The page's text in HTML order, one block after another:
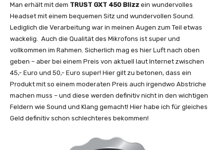
Man erhält mit dem TRUST GXT 450 Blizz ein wundervolles
Headset mit einem bequemen Sitz und wundervollen Sound.
Lediglich die Verarbeitung war in meinen Augen zum Teil etwas
wackelig. Auch die Qualität des Mikrofons ist super und
vollkommen im Rahmen. Sicherlich mag es hier Luft nach oben
geben – aber bei einem Preis von aktuell laut Internet zwischen
45,- Euro und 50,- Euro super! Hier gilt zu betonen, dass ein
Produkt mit so einem moderaten Preis auch irgendwo Abstriche
machen muss – und diese werden definitiv nicht in den wichtigen
Feldern wie Sound und Klang gemacht! Hier habe ich für gleiches
Geld definitiv schon schlechteres bekommen!